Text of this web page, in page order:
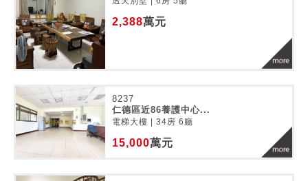
2,388萬元
8237
仁德區近86養護中心...
電梯大樓 | 34房 6廳
15,000萬元